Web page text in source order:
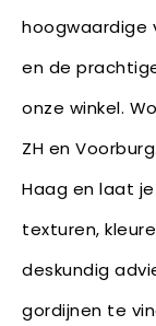
hoogwaardige
en de
onze winkel.
ZH en
Haag en laat
texturen,
deskundig
gordijnen te